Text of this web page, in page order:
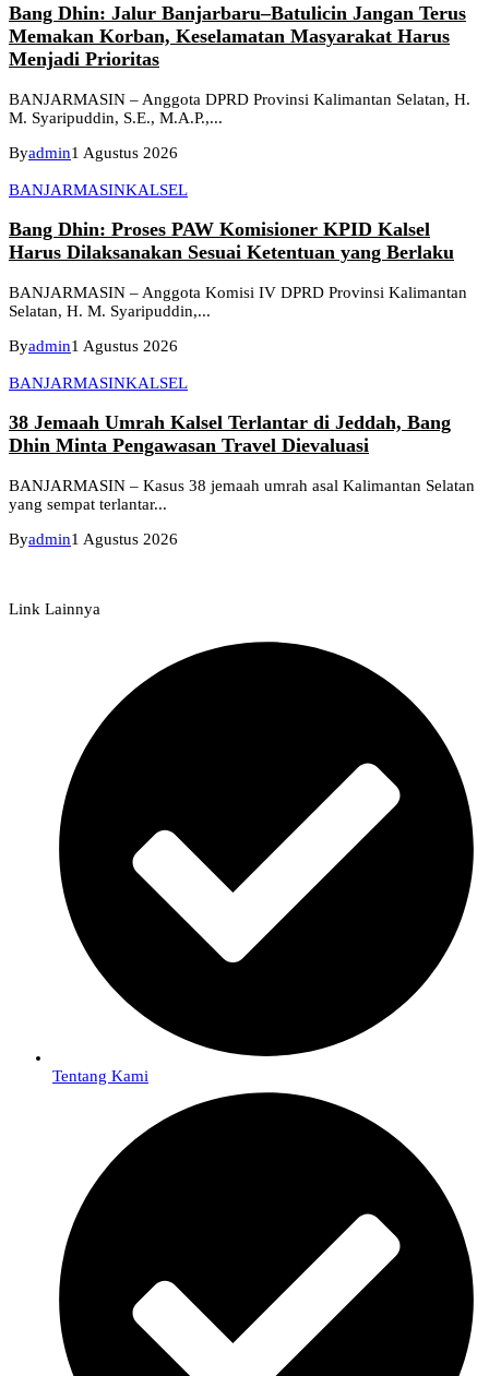
Bang Dhin: Jalur Banjarbaru–Batulicin Jangan Terus
Memakan Korban, Keselamatan Masyarakat Harus
Menjadi Prioritas
BANJARMASIN – Anggota DPRD Provinsi Kalimantan Selatan, H.
M. Syaripuddin, S.E., M.A.P.,...
Byadmin1 Agustus 2026
BANJARMASINKALSEL
Bang Dhin: Proses PAW Komisioner KPID Kalsel
Harus Dilaksanakan Sesuai Ketentuan yang Berlaku
BANJARMASIN – Anggota Komisi IV DPRD Provinsi Kalimantan
Selatan, H. M. Syaripuddin,...
Byadmin1 Agustus 2026
BANJARMASINKALSEL
38 Jemaah Umrah Kalsel Terlantar di Jeddah, Bang
Dhin Minta Pengawasan Travel Dievaluasi
BANJARMASIN – Kasus 38 jemaah umrah asal Kalimantan Selatan
yang sempat terlantar...
Byadmin1 Agustus 2026
Link Lainnya
Tentang Kami